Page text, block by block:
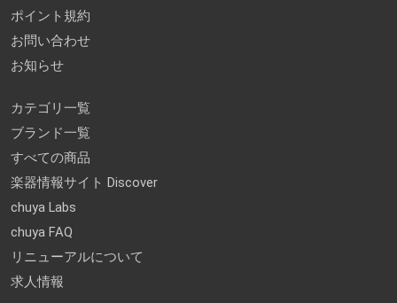
ポイント規約
お問い合わせ
お知らせ
カテゴリ一覧
ブランド一覧
すべての商品
楽器情報サイト Discover
chuya Labs
chuya FAQ
リニューアルについて
求人情報